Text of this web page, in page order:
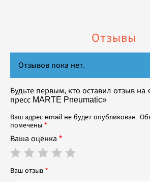
Отзывы
Отзывов пока нет.
Будьте первым, кто оставил отзыв на
пресс MARTE Pneumatic»
Ваш адрес email не будет опубликован.
помечены *
Ваша оценка *
Ваш отзыв *